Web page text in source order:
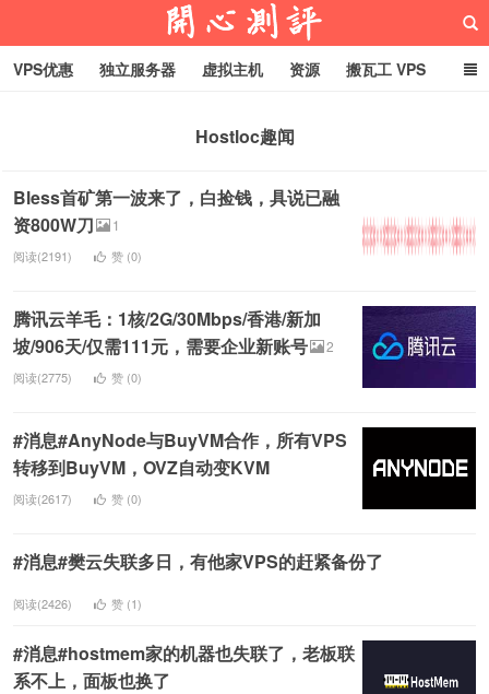
VPS优惠 独立服务器 虚拟主机 资源 搬瓦工 VPS
Hostloc趣闻
Bless首矿第一波来了，白捡钱，具说已融
资800W刀
1
阅读(2191) 赞 (0)
腾讯云羊毛：1核/2G/30Mbps/香港/新加
坡/906天/仅需111元，需要企业新账号
2
阅读(2775) 赞 (0)
#消息#AnyNode与BuyVM合作，所有VPS
转移到BuyVM，OVZ自动变KVM
阅读(2617) 赞 (0)
#消息#樊云失联多日，有他家VPS的赶紧备份了
阅读(2426) 赞 (1)
#消息#hostmem家的机器也失联了，老板联
系不上，面板也换了